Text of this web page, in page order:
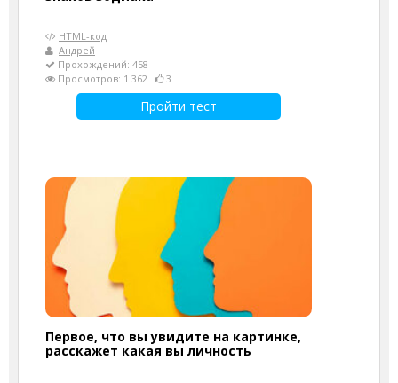
HTML-код
Андрей
Прохождений: 458
Просмотров: 1 362
3
Пройти тест
Первое, что вы увидите на картинке,
расскажет какая вы личность